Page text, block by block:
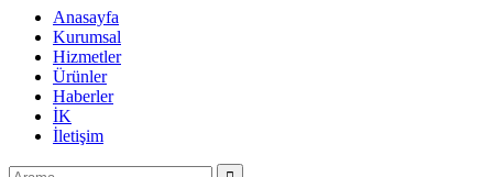
Anasayfa
Kurumsal
Hizmetler
Ürünler
Haberler
İK
İletişim